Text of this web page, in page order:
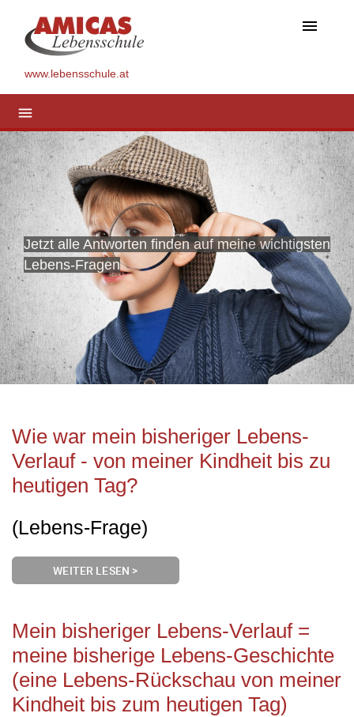
menu
www.lebensschule.at
menu
Jetzt alle Antworten finden auf meine wichtigsten
Lebens-Fragen
Wie war mein bisheriger Lebens-
Verlauf - von meiner Kindheit bis zu
heutigen Tag?
(Lebens-Frage)
WEITER LESEN >
Mein bisheriger Lebens-Verlauf =
meine bisherige Lebens-Geschichte
(eine Lebens-Rückschau von meiner
Kindheit bis zum heutigen Tag)